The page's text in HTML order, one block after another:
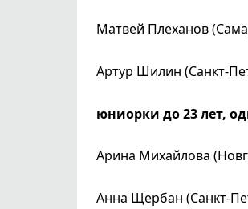
Матвей Плеханов
Артур Шилин (Санкт-
юниорки до 23 лет,
Арина Михайлова
Анна Щербан (Санкт-